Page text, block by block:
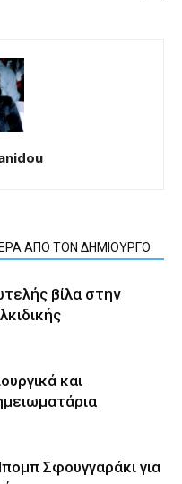
ΑΠΟ ΤΟΝ ΔΗΜΙΟΥΡΓΟ
βίλα στην
και
Σφουγγαράκι για